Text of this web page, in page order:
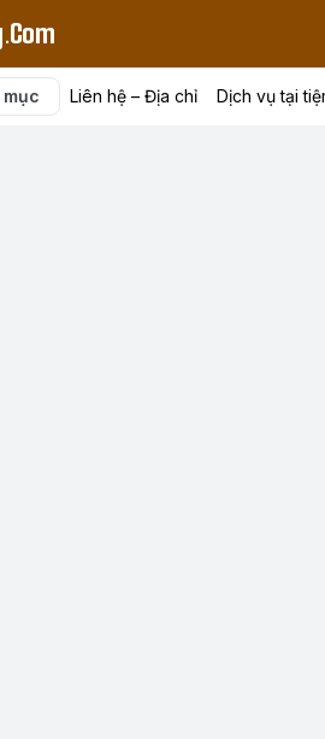
mục Liên hệ – Địa chỉ Dịch vụ tại